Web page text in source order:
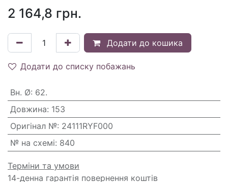
2 164,8 грн.
Додати до кошика
Додати до списку побажань
Вн. Ø: 62.
Довжина: 153
Оригінал №: 24111RYF000
№ на схемі: 840
Терміни та умови
14-денна гарантія повернення коштів